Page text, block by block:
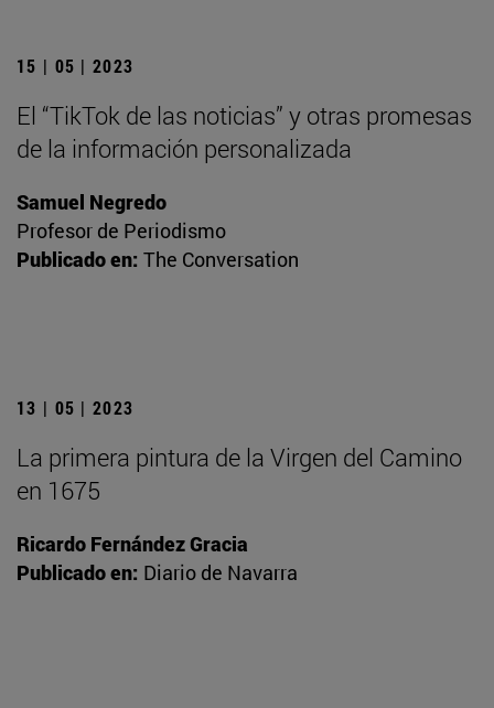
15 | 05 | 2023
El “TikTok de las noticias” y otras promesas
de la información personalizada
Samuel Negredo
Profesor de Periodismo
Publicado en: The Conversation
13 | 05 | 2023
La primera pintura de la Virgen del Camino
en 1675
Ricardo Fernández Gracia
Publicado en: Diario de Navarra